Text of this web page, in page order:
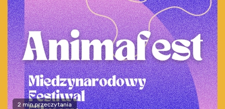
2 min przeczytania